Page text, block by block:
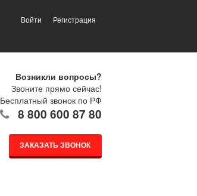
Войти Регистрация
Возникли вопросы?
Звоните прямо сейчас!
Бесплатный звонок по РФ
8 800 600 87 80
ЗАКАЗАТЬ ЗВОНОК